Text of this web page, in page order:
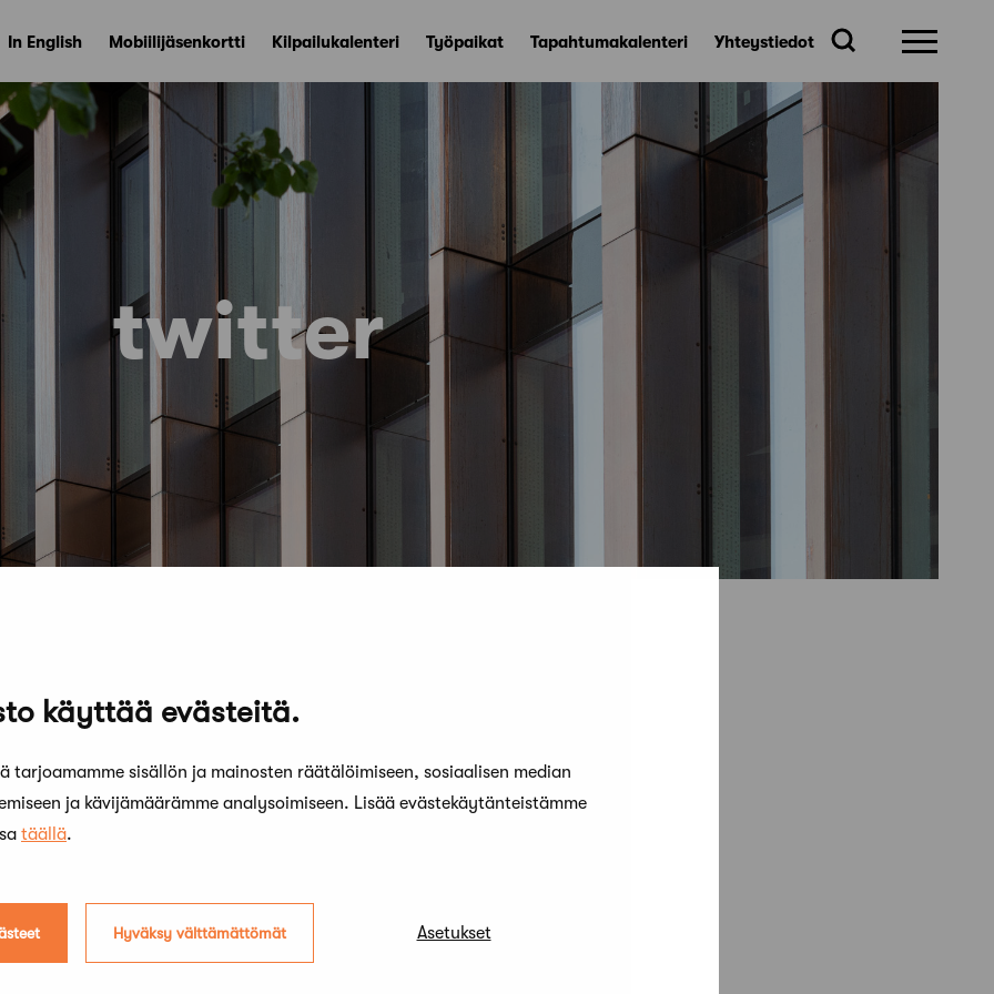
käyttää evästeitä.
tarjoamamme sisällön ja mainosten räätälöimiseen, sosiaalisen median
ja kävijämäärämme analysoimiseen. Lisää evästekäytänteistämme
täällä.
Hyväksy välttämättömät Asetukset
In English Mobiilijäsenkortti Kilpailukalenteri Työpaikat Tapahtumakalenteri Yhteystiedot
twitter